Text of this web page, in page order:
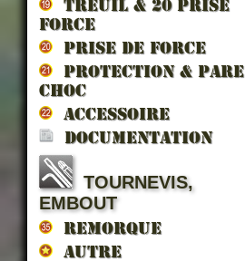
TREUIL & 20 prise
force
PRISE DE FORCE
PROTECTION & PARE
CHOC
ACCESSOIRE
DOCUMENTATION
TOURNEVIS,
EMBOUT
REMORQUE
AUTRE